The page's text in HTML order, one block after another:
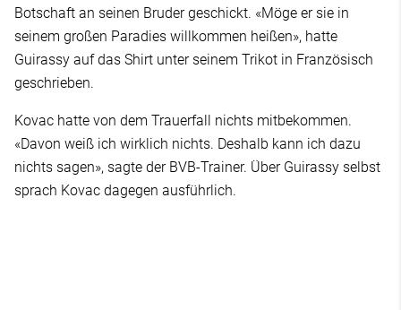
Botschaft an seinen Bruder geschickt. «Möge er sie in
seinem großen Paradies willkommen heißen», hatte
Guirassy auf das Shirt unter seinem Trikot in Französisch
geschrieben.
Kovac hatte von dem Trauerfall nichts mitbekommen.
«Davon weiß ich wirklich nichts. Deshalb kann ich dazu
nichts sagen», sagte der BVB-Trainer. Über Guirassy selbst
sprach Kovac dagegen ausführlich.